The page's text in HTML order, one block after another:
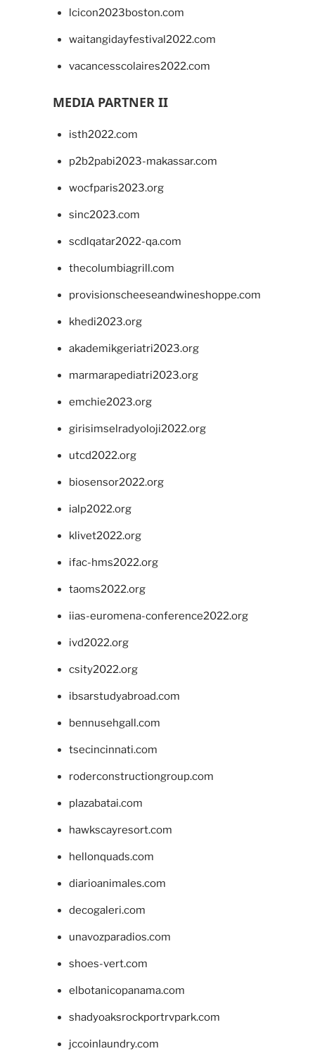
lcicon2023boston.com
waitangidayfestival2022.com
vacancesscolaires2022.com
MEDIA PARTNER II
isth2022.com
p2b2pabi2023-makassar.com
wocfparis2023.org
sinc2023.com
scdlqatar2022-qa.com
thecolumbiagrill.com
provisionscheeseandwineshoppe.com
khedi2023.org
akademikgeriatri2023.org
marmarapediatri2023.org
emchie2023.org
girisimselradyoloji2022.org
utcd2022.org
biosensor2022.org
ialp2022.org
klivet2022.org
ifac-hms2022.org
taoms2022.org
iias-euromena-conference2022.org
ivd2022.org
csity2022.org
ibsarstudyabroad.com
bennusehgall.com
tsecincinnati.com
roderconstructiongroup.com
plazabatai.com
hawkscayresort.com
hellonquads.com
diarioanimales.com
decogaleri.com
unavozparadios.com
shoes-vert.com
elbotanicopanama.com
shadyoaksrockportrvpark.com
jccoinlaundry.com